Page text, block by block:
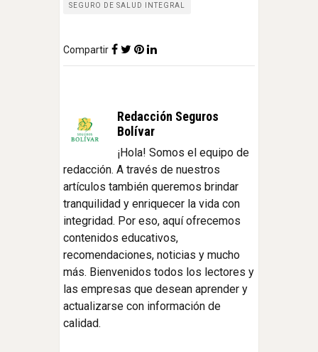
SEGURO DE SALUD INTEGRAL
Compartir
Redacción Seguros
Bolívar
¡Hola! Somos el equipo de
redacción. A través de nuestros
artículos también queremos brindar
tranquilidad y enriquecer la vida con
integridad. Por eso, aquí ofrecemos
contenidos educativos,
recomendaciones, noticias y mucho
más. Bienvenidos todos los lectores y
las empresas que desean aprender y
actualizarse con información de
calidad.